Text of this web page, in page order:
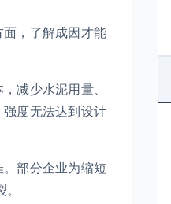
，了解成因才能
减少水泥用量、
度无法达到设计
部分企业为缩短